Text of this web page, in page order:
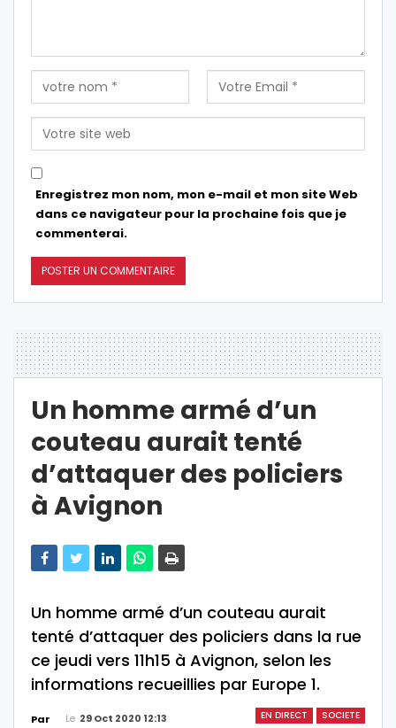
Enregistrez mon nom, mon e-mail et mon site Web
dans ce navigateur pour la prochaine fois que je
commenterai.
Un homme armé d’un
couteau aurait tenté
d’attaquer des policiers
à Avignon
Un homme armé d’un couteau aurait
tenté d’attaquer des policiers dans la rue
ce jeudi vers 11h15 à Avignon, selon les
informations recueillies par Europe 1.
EN DIRECT SOCIETE
Par Le 29 Oct 2020 12:13